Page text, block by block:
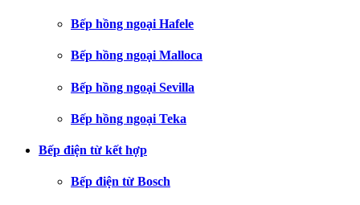
Bếp hồng ngoại Hafele
Bếp hồng ngoại Malloca
Bếp hồng ngoại Sevilla
Bếp hồng ngoại Teka
Bếp điện từ kết hợp
Bếp điện từ Bosch